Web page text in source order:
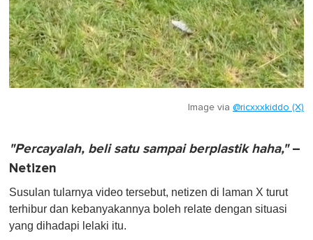
Image via @ricxxxkiddo (X)
"Percayalah, beli satu sampai berplastik haha,"–
Netizen
Susulan tularnya video tersebut, netizen di laman X turut
terhibur dan kebanyakannya boleh relate dengan situasi
yang dihadapi lelaki itu.